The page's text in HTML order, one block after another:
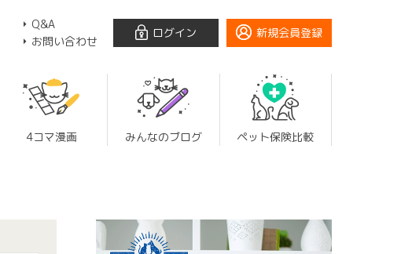
Q&A
お問い合わせ
ログイン 新規会員登録
4コマ漫画 みんなのブログ ペット保険比較